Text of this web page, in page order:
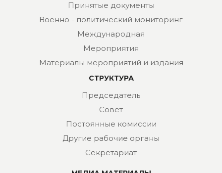
Принятые документы
Военно - политический мониторинг
Международная
Мероприятия
Материалы мероприятий и издания
СТРУКТУРА
Председатель
Совет
Постоянные комиссии
Другие рабочие органы
Секретариат